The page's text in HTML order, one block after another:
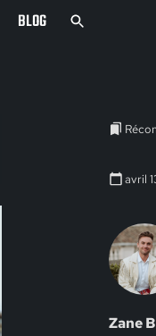
BLOG
avril
Zane